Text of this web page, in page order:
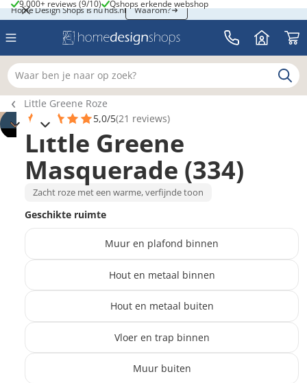
Home Design Shops is nu hds.nl
Home Design Shops is nu hds.nl Waarom?
9.000+ reviews (9/10)
9.000+ reviews (9/10) Qshops erkende webshop
Qshops erkende webshop
Waar ben je naar op zoek?
Breadcrumb navigatie
Little Greene Roze
5,0/5(21 reviews)
Little Greene
Masquerade (334)
Zacht roze met een warme, verfijnde toon
Geschikte ruimte
Muur en plafond binnen
Hout en metaal binnen
Hout en metaal buiten
Vloer en trap binnen
Muur buiten